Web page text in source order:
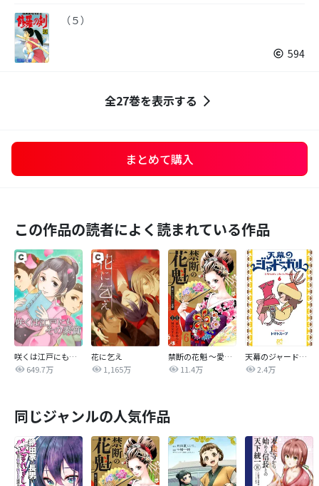
（５）
594
全27巻を表示する
まとめて購入
この作品の読者によく読まれている作品
咲くは江戸にもその素質
649.7万
花に乞え
1,165万
禁断の花魁 ～愛から生まれた復讐～
11.4万
天幕のジャードゥーガル
2.4万
同じジャンルの人気作品